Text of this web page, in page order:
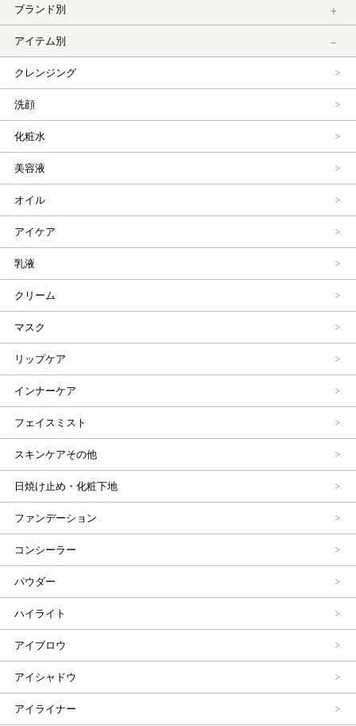
ブランド別
アイテム別
クレンジング
洗顔
化粧水
美容液
オイル
アイケア
乳液
クリーム
マスク
リップケア
インナーケア
フェイスミスト
スキンケアその他
日焼け止め・化粧下地
ファンデーション
コンシーラー
パウダー
ハイライト
アイブロウ
アイシャドウ
アイライナー